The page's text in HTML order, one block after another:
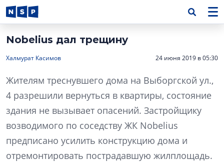
Nobelius дал трещину
Халмурат Касимов 24 июня 2019 в 05:30
Жителям треснувшего дома на Выборгской ул.,
4 разрешили вернуться в квартиры, состояние
здания не вызывает опасений. Застройщику
возводимого по соседству ЖК Nobelius
предписано усилить конструкцию дома и
отремонтировать пострадавшую жилплощадь.